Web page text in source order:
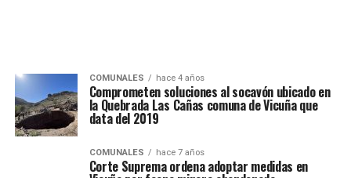
COMUNALES hace 4 años
Comprometen soluciones al socavón ubicado en
la Quebrada Las Cañas comuna de Vicuña que
data del 2019
COMUNALES hace 7 años
Corte Suprema ordena adoptar medidas en